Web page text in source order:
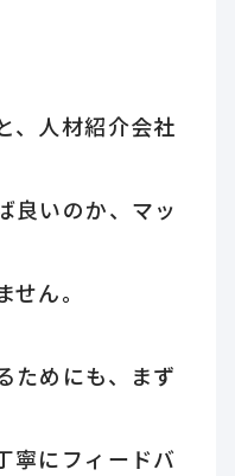
、人材紹介会社
良いのか、マッ
ん。
ためにも、まず
寧にフィードバ